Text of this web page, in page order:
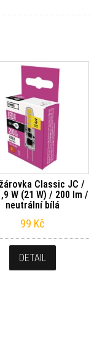
Classic JC /
W (21 W) / 200 lm /
neutrální bílá
99 Kč
DETAIL